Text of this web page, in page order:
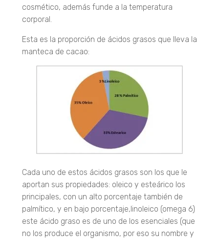
cosmético, además funde a la temperatura
corporal.
Esta es la proporción de ácidos grasos que lleva la
manteca de cacao:
Cada uno de estos ácidos grasos son los que le
aportan sus propiedades: oleico y esteárico los
principales, con un alto porcentaje también de
palmítico, y en bajo porcentaje,linoleico (omega 6)
este ácido graso es de uno de los esenciales (que
no los produce el organismo, por eso su nombre y